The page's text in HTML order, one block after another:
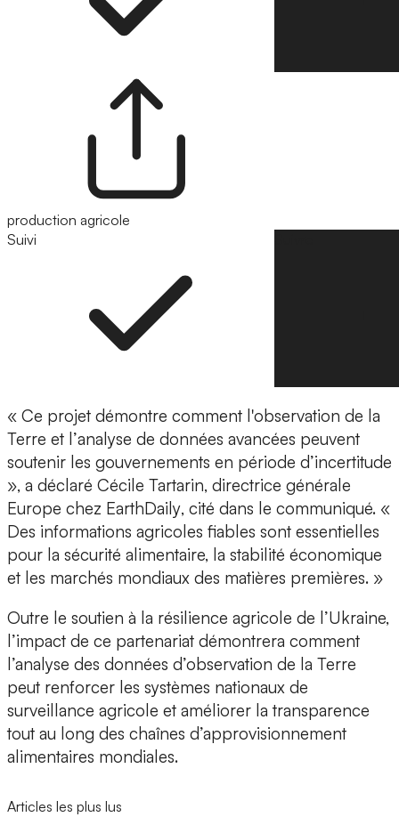
production agricole
Suivi
« Ce projet démontre comment l'observation de la
Terre et l’analyse de données avancées peuvent
soutenir les gouvernements en période d’incertitude
», a déclaré Cécile Tartarin, directrice générale
Europe chez EarthDaily, cité dans le communiqué. «
Des informations agricoles fiables sont essentielles
pour la sécurité alimentaire, la stabilité économique
et les marchés mondiaux des matières premières. »
Outre le soutien à la résilience agricole de l’Ukraine,
l’impact de ce partenariat démontrera comment
l’analyse des données d’observation de la Terre
peut renforcer les systèmes nationaux de
surveillance agricole et améliorer la transparence
tout au long des chaînes d’approvisionnement
alimentaires mondiales.
Articles les plus lus